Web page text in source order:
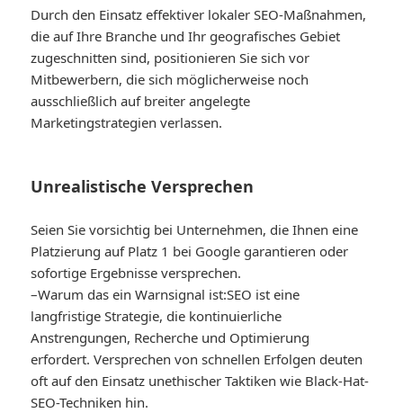
Durch den Einsatz effektiver lokaler SEO-Maßnahmen,
die auf Ihre Branche und Ihr geografisches Gebiet
zugeschnitten sind, positionieren Sie sich vor
Mitbewerbern, die sich möglicherweise noch
ausschließlich auf breiter angelegte
Marketingstrategien verlassen.
Unrealistische Versprechen
Seien Sie vorsichtig bei Unternehmen, die Ihnen eine
Platzierung auf Platz 1 bei Google garantieren oder
sofortige Ergebnisse versprechen.
–Warum das ein Warnsignal ist:SEO ist eine
langfristige Strategie, die kontinuierliche
Anstrengungen, Recherche und Optimierung
erfordert. Versprechen von schnellen Erfolgen deuten
oft auf den Einsatz unethischer Taktiken wie Black-Hat-
SEO-Techniken hin.